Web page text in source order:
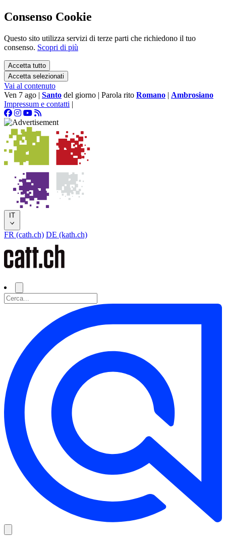
Consenso Cookie
Questo sito utilizza servizi di terze parti che richiedono il tuo
consenso. Scopri di più
Accetta tutto
Accetta selezionati
Vai al contenuto
Ven 7 ago | Santo del giorno | Parola rito Romano | Ambrosiano
Impressum e contatti |
IT
FR (cath.ch) DE (kath.ch)